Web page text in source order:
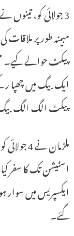
3 جولائی کو،
پیکٹ الگ الگ
ملزمان
اسٹیشن تک کا سفر
ایکسپریس میں
گئے۔